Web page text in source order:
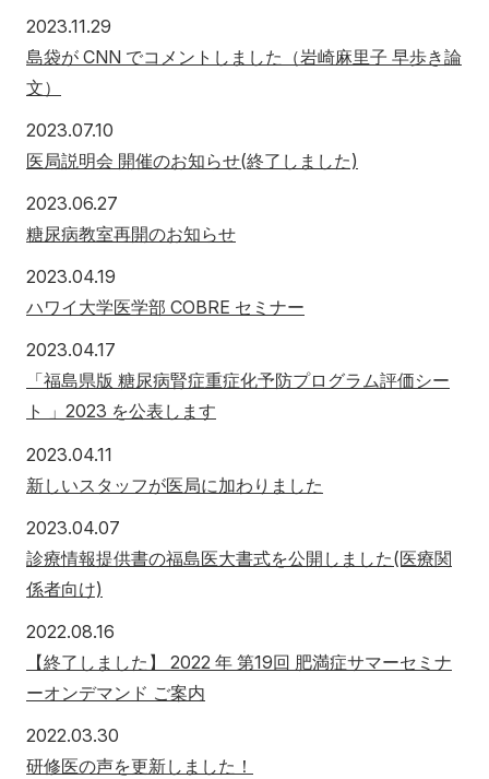
2023.11.29
島袋が CNN でコメントしました（岩崎麻里子 早歩き論
文）
2023.07.10
医局説明会 開催のお知らせ(終了しました)
2023.06.27
糖尿病教室再開のお知らせ
2023.04.19
ハワイ大学医学部 COBRE セミナー
2023.04.17
「福島県版 糖尿病腎症重症化予防プログラム評価シー
ト 」2023 を公表します
2023.04.11
新しいスタッフが医局に加わりました
2023.04.07
診療情報提供書の福島医大書式を公開しました(医療関
係者向け)
2022.08.16
【終了しました】 2022 年 第19回 肥満症サマーセミナ
ーオンデマンド ご案内
2022.03.30
研修医の声を更新しました！